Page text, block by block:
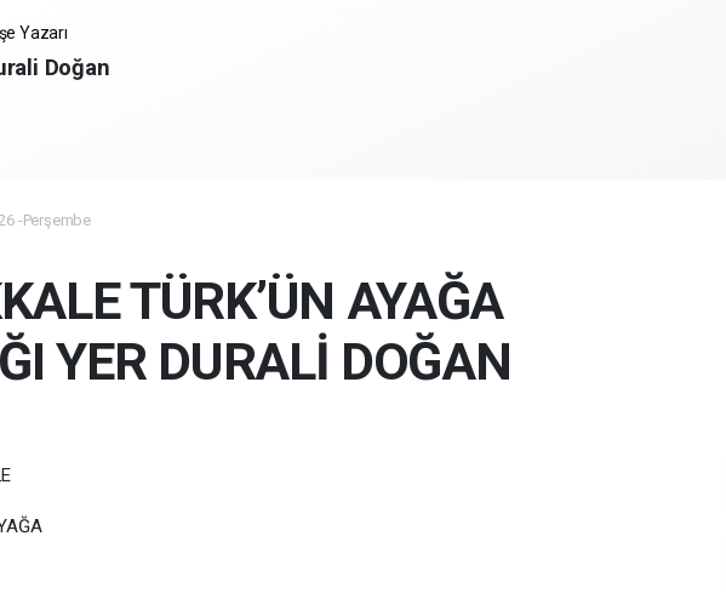
Yazarı
Doğan
-Perşembe
TÜRK’ÜN AYAĞA
YER DURALİ DOĞAN